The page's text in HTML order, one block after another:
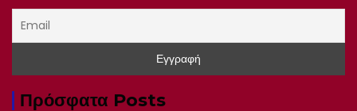
Πρόσφατα Posts